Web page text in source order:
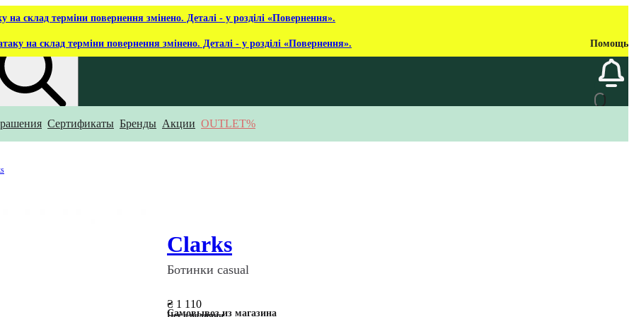
на склад терміни повернення змінено. Деталі - у розділі «Повернення».
на склад терміни повернення змінено. Деталі - у розділі «Повернення». Помощь
ты ищешь?Сертификаты Бренды Акции OUTLET%
Clarks
Ботинки casual
₴ 1 110
Самовывоз из магазина